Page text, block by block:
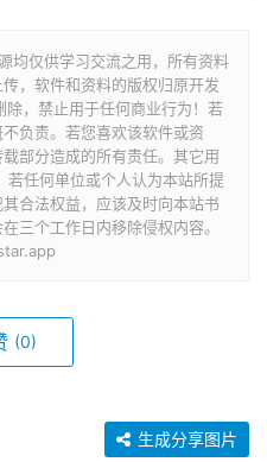
均仅供学习交流之用，所有资料
，软件和资料的版权归原开发
，禁止用于任何商业行为！若
负责。若您喜欢该软件或资
部分造成的所有责任。其它用
若任何单位或个人认为本站所提
合法权益，应该及时向本站书
三个工作日内移除侵权内容。
(0)
生成分享图片